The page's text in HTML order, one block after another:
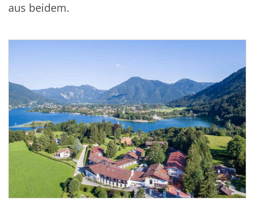
aus beidem.